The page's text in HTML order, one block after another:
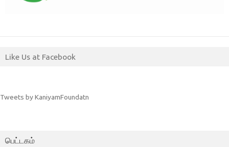
Like Us at Facebook
Tweets by KaniyamFoundatn
பெட்டகம்